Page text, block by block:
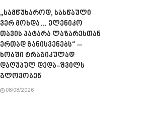
„სამწუხაროდ, სასწაული
ვერ მოხდა… ელენიკო
თავის პატარა ლაზარესთან
ერთად განისვენებს“ –
ხობში ტრაგიკულად
დაღუპულ დედა-შვილს
გლოვობენ
08/08/2026